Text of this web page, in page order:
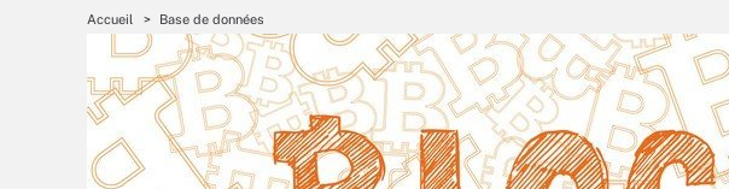
Accueil Base de données